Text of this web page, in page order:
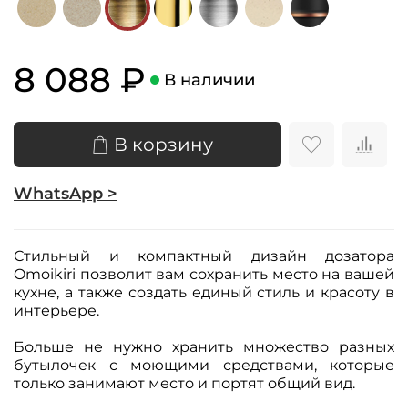
8 088 ₽ В наличии
В корзину
WhatsApp >
Стильный и компактный дизайн дозатора
Omoikiri позволит вам сохранить место на вашей
кухне, а также создать единый стиль и красоту в
интерьере.
Больше не нужно хранить множество разных
бутылочек с моющими средствами, которые
только занимают место и портят общий вид.